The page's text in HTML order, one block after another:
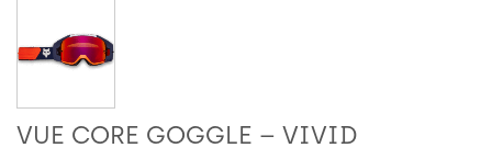
VUE CORE GOGGLE – VIVID